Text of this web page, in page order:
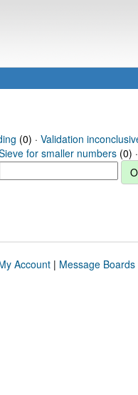
(0) · Validation
for smaller numbers (0) ·
Account| Message Boards